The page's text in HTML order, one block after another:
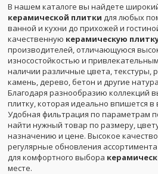
В нашем каталоге вы найдете
керамической плитки для любых
ванной и кухни до прихожей и
качественную керамическую
производителей, отличающуюся
износостойкостью и
наличии различные цвета, текстуры,
камень, дерево, бетон и другие
Благодаря разнообразию коллекций
плитку, которая идеально впишется
Удобная фильтрация по параметрам
найти нужный товар по размеру,
назначению и цене. Высокое
регулярные обновления
для комфортного выбора
месте.